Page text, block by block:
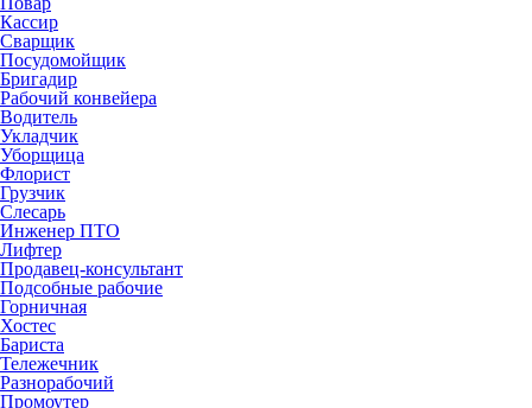
Кассир
Сварщик
Посудомойщик
Бригадир
Рабочий конвейера
Водитель
Укладчик
Уборщица
Флорист
Грузчик
Слесарь
Инженер ПТО
Лифтер
Продавец-консультант
Подсобные рабочие
Горничная
Хостес
Бариста
Тележечник
Разнорабочий
Промоутер